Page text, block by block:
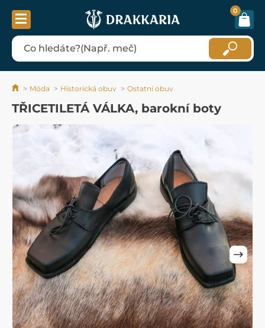
0
Móda Historická obuv Ostatní obuv
TŘICETILETÁ VÁLKA, barokní boty